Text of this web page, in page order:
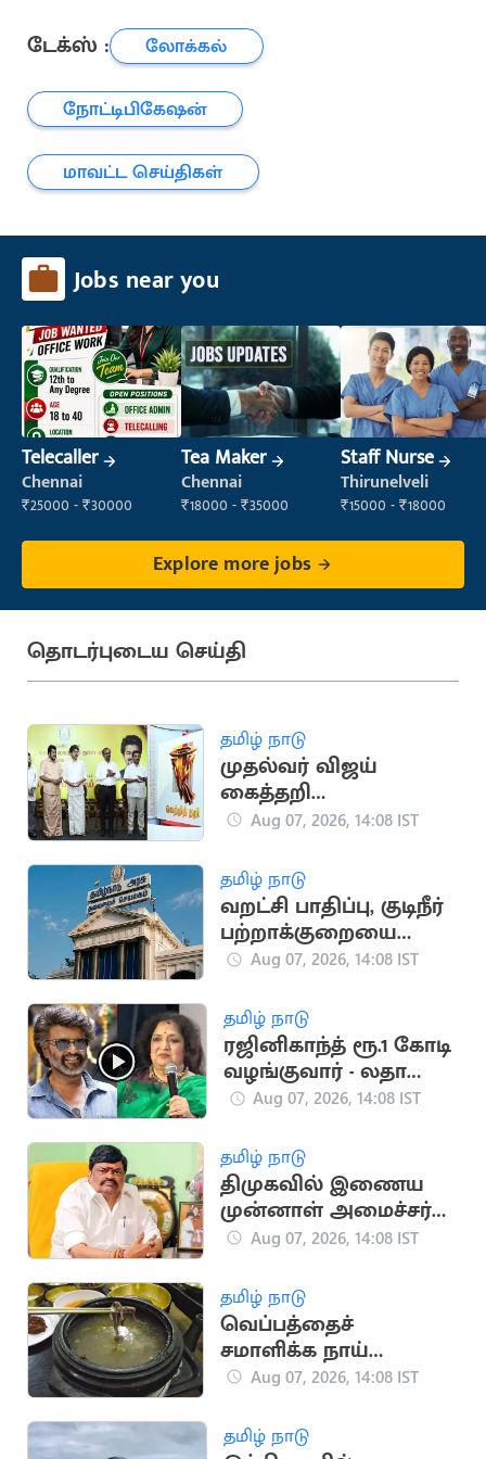
டேக்ஸ் :
லோக்கல்
நோட்டிபிகேஷன்
மாவட்ட செய்திகள்
Jobs near you
Telecaller
Chennai
₹25000 - ₹30000
Tea Maker
Chennai
₹18000 - ₹35000
Staff Nurse
Thirunelveli
₹15000 - ₹18000
Explore more jobs
தொடர்புடைய செய்தி
தமிழ் நாடு
முதல்வர் விஜய்
கைத்தறி
கண்காட்சியை
Aug 07, 2026, 14:08 IST
தமிழ் நாடு
வறட்சி பாதிப்பு, குடிநீர்
பற்றாக்குறையை
சமாளிக்க ரூ.288.97
Aug 07, 2026, 14:08 IST
தமிழ் நாடு
ரஜினிகாந்த் ரூ.1 கோடி
வழங்குவார் - லதா
ரஜினிகாந்த்
Aug 07, 2026, 14:08 IST
தமிழ் நாடு
திமுகவில் இணைய
முன்னாள் அமைச்சர்
ராஜேந்திர பாலாஜிக்கு
Aug 07, 2026, 14:08 IST
தமிழ் நாடு
வெப்பத்தைச்
சமாளிக்க நாய்
இறைச்சி சூப் குடிக்க
Aug 07, 2026, 14:08 IST
தமிழ் நாடு